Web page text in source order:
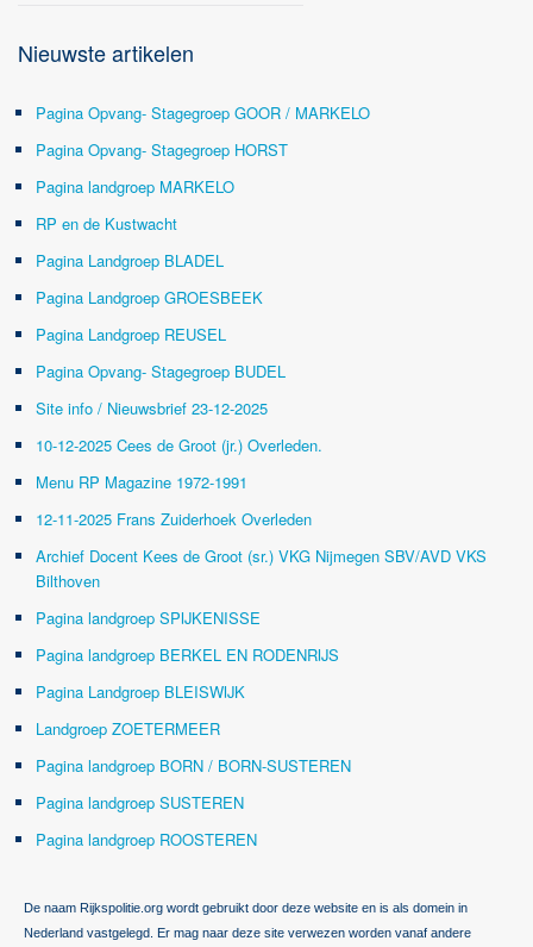
Nieuwste artikelen
Pagina Opvang- Stagegroep GOOR / MARKELO
Pagina Opvang- Stagegroep HORST
Pagina landgroep MARKELO
RP en de Kustwacht
Pagina Landgroep BLADEL
Pagina Landgroep GROESBEEK
Pagina Landgroep REUSEL
Pagina Opvang- Stagegroep BUDEL
Site info / Nieuwsbrief 23-12-2025
10-12-2025 Cees de Groot (jr.) Overleden.
Menu RP Magazine 1972-1991
12-11-2025 Frans Zuiderhoek Overleden
Archief Docent Kees de Groot (sr.) VKG Nijmegen SBV/AVD VKS
Bilthoven
Pagina landgroep SPIJKENISSE
Pagina landgroep BERKEL EN RODENRIJS
Pagina Landgroep BLEISWIJK
Landgroep ZOETERMEER
Pagina landgroep BORN / BORN-SUSTEREN
Pagina landgroep SUSTEREN
Pagina landgroep ROOSTEREN
De naam Rijkspolitie.org wordt gebruikt door deze website en is als domein in
Nederland vastgelegd. Er mag naar deze site verwezen worden vanaf andere